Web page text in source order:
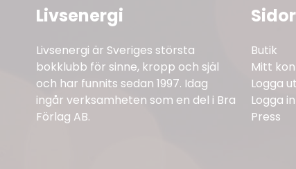
Livsenergi
Livsenergi är Sveriges största
bokklubb för sinne, kropp och själ
och har funnits sedan 1997. Idag
ingår verksamheten som en del i Bra
Förlag AB.
Sidor
Butik
Mitt
Logga ut
Logga in
Press